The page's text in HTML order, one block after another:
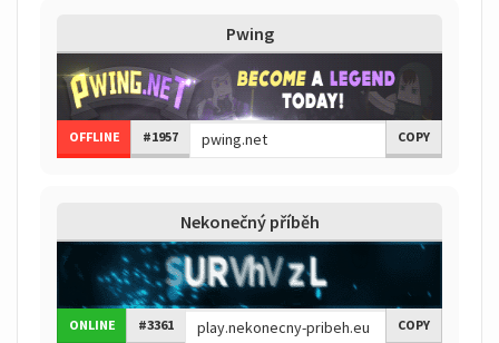
Pwing
OFFLINE #1957 COPY
Nekonečný příběh
ONLINE #3361 COPY